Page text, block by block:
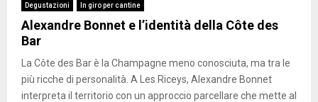
Degustazioni In giro per cantine
Alexandre Bonnet e l’identità della Côte des
Bar
La Côte des Bar è la Champagne meno conosciuta, ma tra le
più ricche di personalità. A Les Riceys, Alexandre Bonnet
interpreta il territorio con un approccio parcellare che mette al